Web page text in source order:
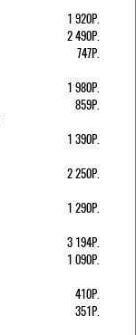
1 920Р.
2 490Р.
747Р.
1 980Р.
859Р.
1 390Р.
2 250Р.
1 290Р.
3 194Р.
1 090Р.
410Р.
351Р.